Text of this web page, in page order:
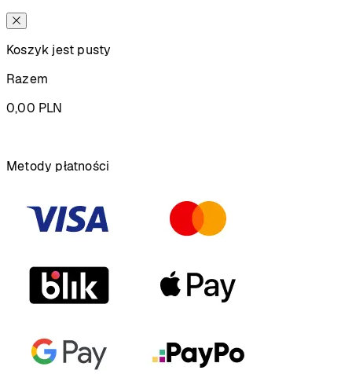
Koszyk jest pusty
Razem
0,00 PLN
Metody płatności